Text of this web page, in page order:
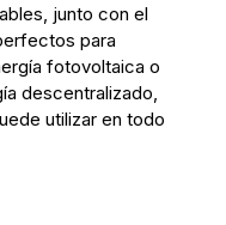
junto con el
para
fotovoltaica o
descentralizado,
utilizar en todo